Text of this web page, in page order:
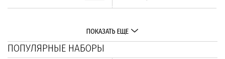
ПОКАЗАТЬ ЕЩЕ
ПОПУЛЯРНЫЕ НАБОРЫ